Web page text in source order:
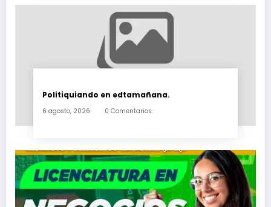
Politiquiando en edtamañana.
6 agosto, 2026 0 Comentarios